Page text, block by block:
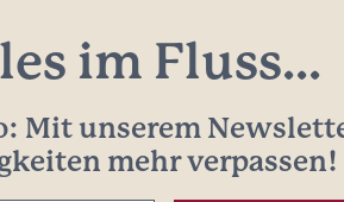
im Fluss...
Mit unserem
mehr verpassen!